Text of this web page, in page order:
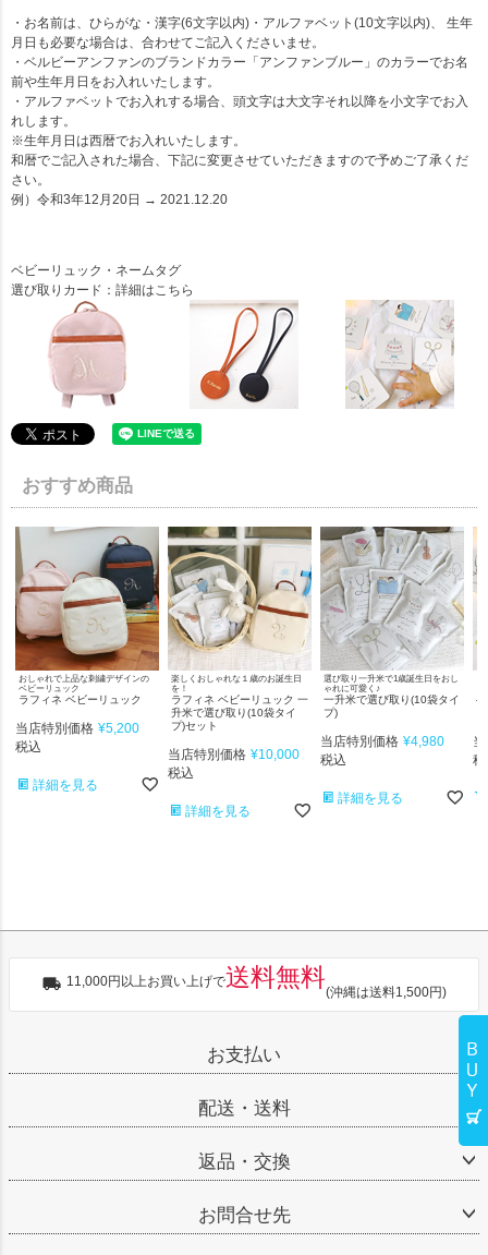
・お名前は、ひらがな・漢字(6文字以内)・アルファベット(10文字以内)、 生年
月日も必要な場合は、合わせてご記入くださいませ。
・ベルビーアンファンのブランドカラー「アンファンブルー」のカラーでお名
前や生年月日をお入れいたします。
・アルファベットでお入れする場合、頭文字は大文字それ以降を小文字でお入
れします。
※生年月日は西暦でお入れいたします。
和暦でご記入された場合、下記に変更させていただきますので予めご了承くだ
さい。
例）令和3年12月20日 → 2021.12.20
ベビーリュック・ネームタグ
選び取りカード：詳細はこちら
おすすめ商品
おしゃれで上品な刺繍デザインの
ベビーリュック
ラフィネ ベビーリュック
当店特別価格 ¥5,200
税込
詳細を見る
楽しくおしゃれな１歳のお誕生日
を！
ラフィネ ベビーリュック 一
升米で選び取り(10袋タイ
プ)セット
当店特別価格 ¥10,000
税込
詳細を見る
選び取り一升米で1歳誕生日をおし
ゃれに可愛く♪
一升米で選び取り(10袋タイ
プ)
当店特別価格 ¥4,980
税込
詳細を見る
税
11,000円以上お買い上げで送料無料
(沖縄は送料1,500円)
お支払い
配送・送料
返品・交換
お問合せ先